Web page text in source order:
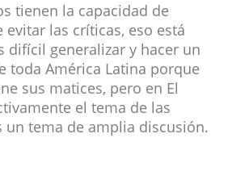
tienen la capacidad de
las críticas, eso está
difícil generalizar y hacer un
toda América Latina porque
sus matices, pero en El
el tema de las
un tema de amplia discusión.